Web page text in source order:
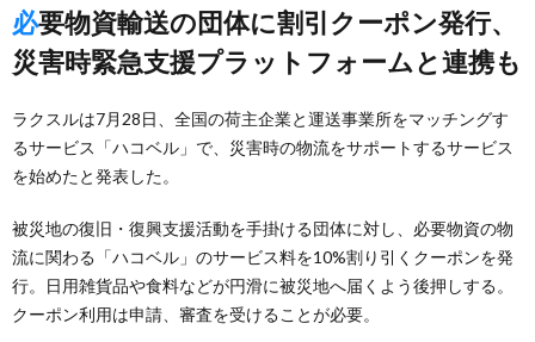
必要物資輸送の団体に割引クーポン発行、
災害時緊急支援プラットフォームと連携も
ラクスルは7月28日、全国の荷主企業と運送事業所をマッチングす
るサービス「ハコベル」で、災害時の物流をサポートするサービス
を始めたと発表した。
被災地の復旧・復興支援活動を手掛ける団体に対し、必要物資の物
流に関わる「ハコベル」のサービス料を10%割り引くクーポンを発
行。日用雑貨品や食料などが円滑に被災地へ届くよう後押しする。
クーポン利用は申請、審査を受けることが必要。